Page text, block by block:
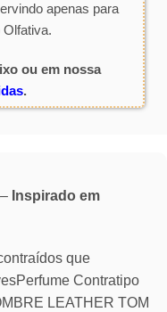
apenas para
ou em nossa
.
– Inspirado em
que
Contratipo
LEATHER TOM